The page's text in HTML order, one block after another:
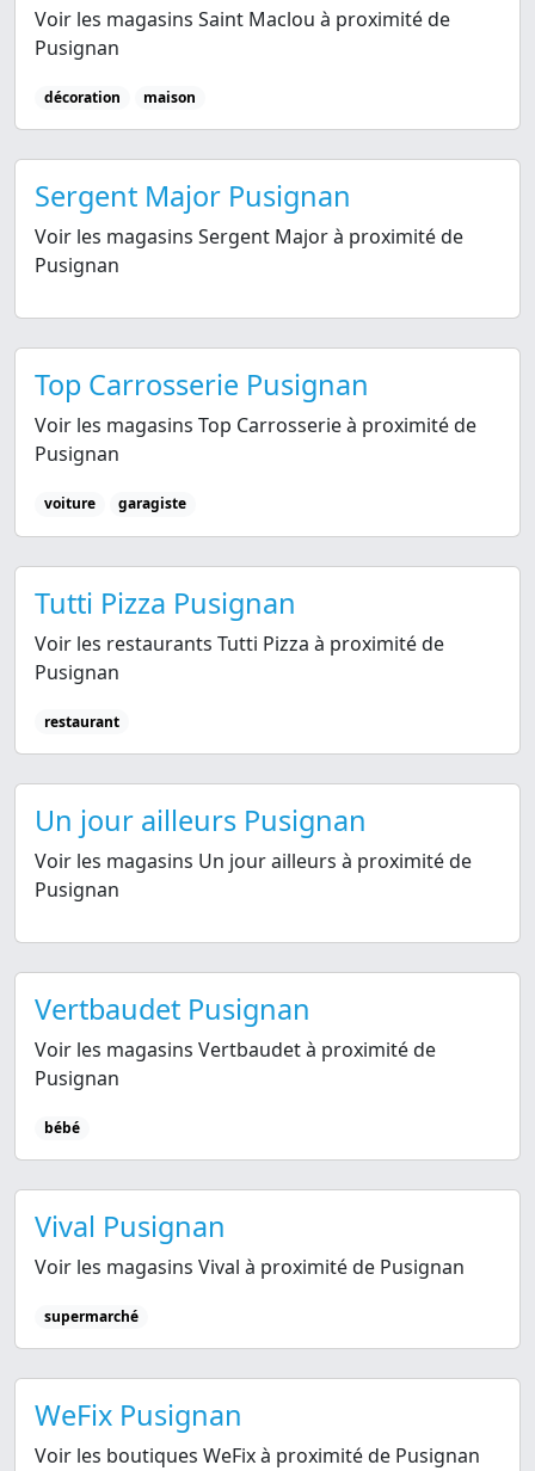
Voir les magasins Saint Maclou à proximité de
Pusignan
décoration maison
Sergent Major Pusignan
Voir les magasins Sergent Major à proximité de
Pusignan
Top Carrosserie Pusignan
Voir les magasins Top Carrosserie à proximité de
Pusignan
voiture garagiste
Tutti Pizza Pusignan
Voir les restaurants Tutti Pizza à proximité de
Pusignan
restaurant
Un jour ailleurs Pusignan
Voir les magasins Un jour ailleurs à proximité de
Pusignan
Vertbaudet Pusignan
Voir les magasins Vertbaudet à proximité de
Pusignan
bébé
Vival Pusignan
Voir les magasins Vival à proximité de Pusignan
supermarché
WeFix Pusignan
Voir les boutiques WeFix à proximité de Pusignan